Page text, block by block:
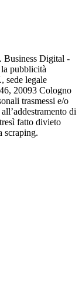
Business Digital -
pubblicità
sede legale
20093 Cologno
trasmessi e/o
di
fatto divieto
scraping.